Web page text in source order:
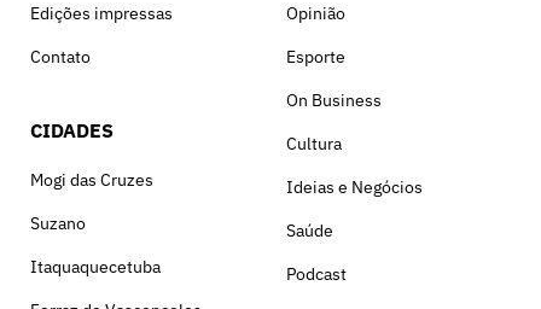
Edições impressas
Contato
CIDADES
Mogi das Cruzes
Suzano
Itaquaquecetuba
Opinião
Esporte
On Business
Cultura
Ideias e Negócios
Saúde
Podcast